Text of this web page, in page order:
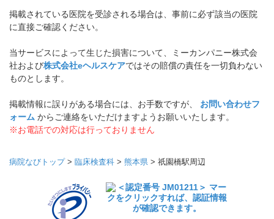
掲載されている医院を受診される場合は、事前に必ず該当の医院
に直接ご確認ください。
当サービスによって生じた損害について、ミーカンパニー株式会
社および株式会社eヘルスケアではその賠償の責任を一切負わない
ものとします。
掲載情報に誤りがある場合には、お手数ですが、 お問い合わせフ
ォーム からご連絡をいただけますようお願いいたします。
※お電話での対応は行っておりません
病院なびトップ> 臨床検査科 > 熊本県 > 祇園橋駅周辺